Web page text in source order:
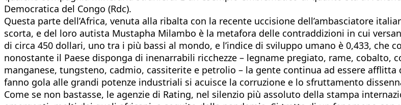
Democratica del Congo (Rdc).
Questa parte dell’Africa, venuta alla ribalta con la recente uccisione dell’ambasciatore
scorta, e del loro autista Mustapha Milambo è la metafora delle contraddizioni in cui
di circa 450 dollari, uno tra i più bassi al mondo, e l’indice di sviluppo umano è 0,433, che
nonostante il Paese disponga di inenarrabili ricchezze – legname pregiato, rame,
manganese, tungsteno, cadmio, cassiterite e petrolio – la gente continua ad essere
fanno gola alle grandi potenze industriali si acuisce la corruzione e lo sfruttamento
Come se non bastasse, le agenzie di Rating, nel silenzio più assoluto della stampa